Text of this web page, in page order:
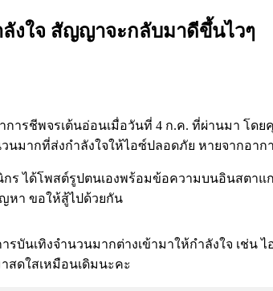
งใจ สัญญาจะกลับมาดีขึ้นไวๆ
ารชีพจรเต้นอ่อนเมื่อวันที่ 4 ก.ค. ที่ผ่านมา โ
มากที่ส่งกำลังใจให้ไอซ์ปลอดภัย หายจากอา
ร ได้โพสต์รูปตนเองพร้อมข้อความบนอินสตา
หา ขอให้สู้ไปด้วยกัน
บันเทิงจำนวนมากต่างเข้ามาให้กำลังใจ เ
สดใสเหมือนเดิมนะคะ